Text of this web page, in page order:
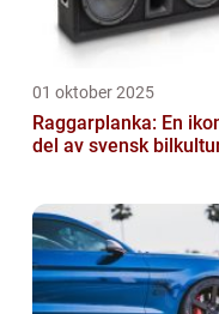
01 oktober 2025
Raggarplanka: En
del av svensk